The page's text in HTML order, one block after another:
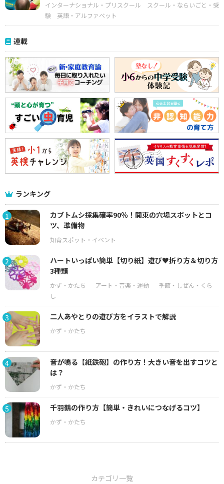
インターナショナル・プリスクール
スクール・ならいごと・受
験
英語・アルファベット
連載
ランキング
1
カブトムシ採集確率90％！関東の穴場スポットとコ
ツ、準備物
2
ハートいっぱい簡単【切り紙】遊び♥折り方＆切り方
3種類
3 二人あやとりの遊び方をイラストで解説
4
音が鳴る【紙鉄砲】の作り方！大きい音を出すコツと
は？
5 千羽鶴の作り方【簡単・きれいにつなげるコツ】
カテゴリ一覧